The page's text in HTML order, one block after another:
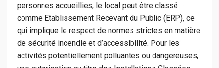
personnes accueillies, le local peut être classé
comme Établissement Recevant du Public (ERP), ce
qui implique le respect de normes strictes en matière
de sécurité incendie et d’accessibilité. Pour les
activités potentiellement polluantes ou dangereuses,